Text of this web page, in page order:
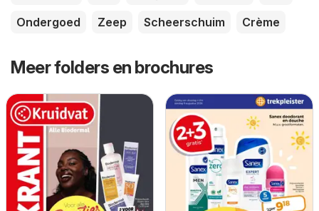
Ondergoed
Zeep Scheerschuim Crème
Meer folders en brochures